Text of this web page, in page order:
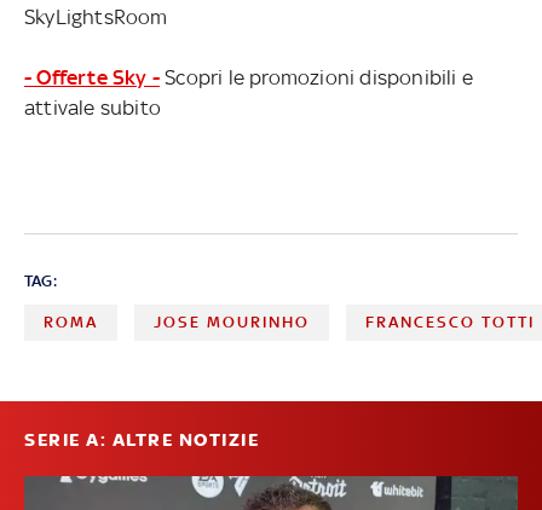
SkyLightsRoom
- Offerte Sky - Scopri le promozioni disponibili e
attivale subito
TAG:
ROMA JOSE MOURINHO FRANCESCO TOTTI
SERIE A: ALTRE NOTIZIE